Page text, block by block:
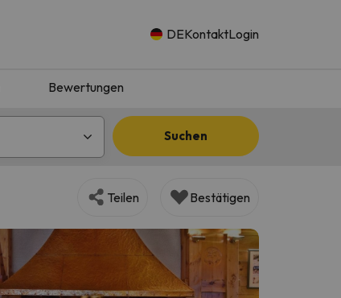
DEKontaktLogin
Bewertungen
Suchen
Teilen Bestätigen